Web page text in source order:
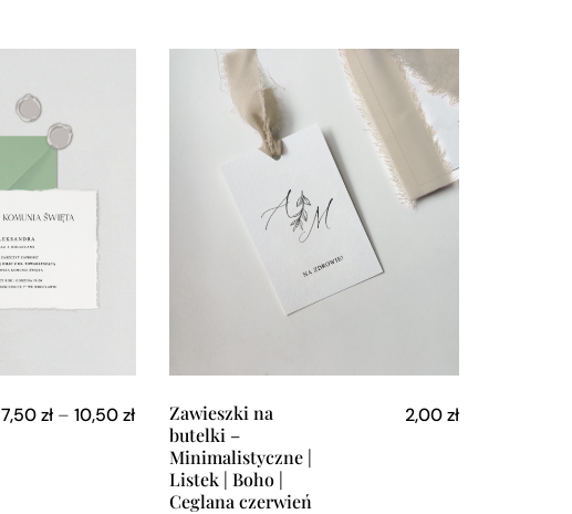
7,50zł – 10,50zł
Zawieszki na
butelki –
Minimalistyczne |
Listek | Boho |
Ceglana czerwień
2,00zł